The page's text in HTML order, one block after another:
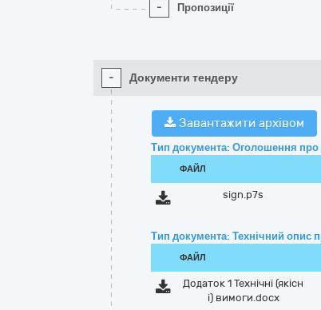
- Пропозиції
- Документи тендеру
Завантажити архівом
Тип документа: Оголошення про
ФАЙЛ
sign.p7s
Тип документа: Технічний опис
ФАЙЛ
Додаток 1 Технічні (якісн
і) вимоги.docx